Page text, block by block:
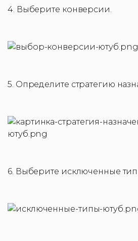
4. Выберите конверсии.
5. Определите стратегию
6. Выберите исключенные